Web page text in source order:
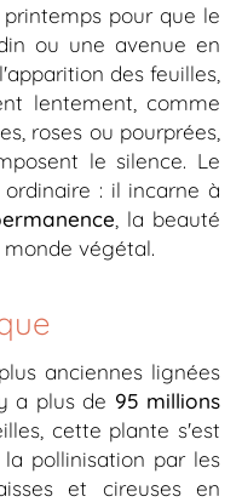
pour que le
ou une avenue en
des feuilles,
lentement, comme
roses ou pourprées,
le silence. Le
: il incarne à
, la beauté
végétal.
anciennes lignées
a plus de 95 millions
cette plante s'est
pollinisation par les
et cireuses en